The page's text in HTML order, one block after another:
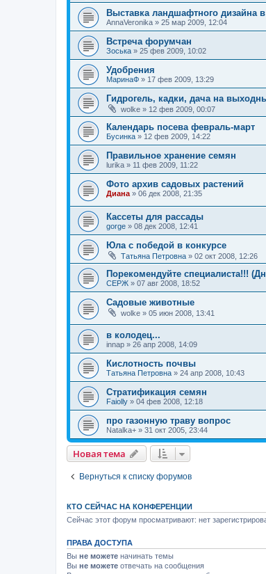
Выставка ландшафтного дизайна
AnnaVeronika » 25 мар 2009, 12:04
Встреча форумчан
Зоська » 25 фев 2009, 10:02
Удобрения
МаринаФ » 17 фев 2009, 13:29
Гидрогель, кадки, дача на
wolke » 12 фев 2009, 00:07
Календарь посева февраль-март
Бусинка » 12 фев 2009, 14:22
Правильное хранение семян
lurika » 11 фев 2009, 11:22
Фото архив садовых растений
Диана » 06 дек 2008, 21:35
Кассеты для рассады
gorge » 08 дек 2008, 12:41
Юла с победой в конкурсе
Татьяна Петровна » 02 окт 2008, 12:26
Порекомендуйте специалиста!!!
СЕРЖ » 07 авг 2008, 18:52
Садовые животные
wolke » 05 июн 2008, 13:41
в колодец...
innap » 26 апр 2008, 14:09
Кислотность почвы
Татьяна Петровна » 24 апр 2008, 10:43
Стратификация семян
Faiolly » 04 фев 2008, 12:18
про газонную траву вопрос
Natalka+ » 31 окт 2005, 23:44
Новая тема
Вернуться к списку форумов
КТО СЕЙЧАС НА КОНФЕРЕНЦИИ
Сейчас этот форум просматривают: нет
ПРАВА ДОСТУПА
Вы не можете начинать темы
Вы не можете отвечать на сообщения